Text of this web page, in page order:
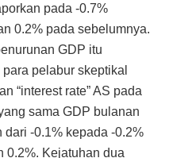
pada -0.7%
0.2% pada sebelumnya.
GDP itu
pelabur skeptikal
“interest rate” AS pada
sama GDP bulanan
-0.1% kepada -0.2%
0.2%. Kejatuhan dua